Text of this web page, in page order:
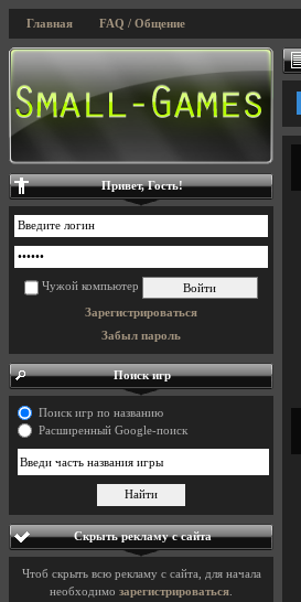
Главная FAQ / Общение
Привет, Гость!
Чужой компьютер
Зарегистрироваться
Забыл пароль
Поиск игр
Поиск игр по названию
Расширенный Google-поиск
Скрыть рекламу с сайта
Чтоб скрыть всю рекламу с сайта, для начала
необходимо зарегистрироваться